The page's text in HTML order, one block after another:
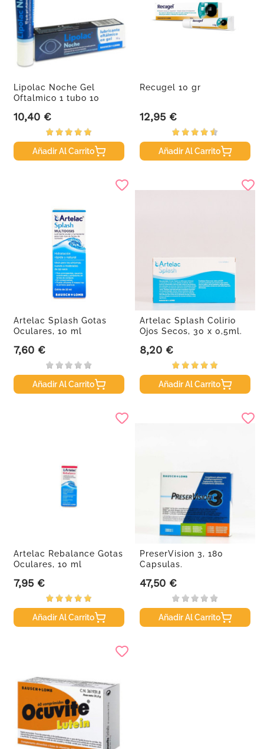
Lipolac Noche Gel
Oftalmico 1 tubo 10
Precio
10,40 €
Añadir Al Carrito
Recugel 10 gr
Precio
12,95 €
Añadir Al Carrito
Artelac Splash Gotas
Oculares, 10 ml
Precio
7,60 €
Añadir Al Carrito
Artelac Splash Colirio
Ojos Secos, 30 x 0,5ml.
Precio
8,20 €
Añadir Al Carrito
Artelac Rebalance Gotas
Oculares, 10 ml
Precio
7,95 €
Añadir Al Carrito
PreserVision 3, 180
Capsulas.
Precio
47,50 €
Añadir Al Carrito